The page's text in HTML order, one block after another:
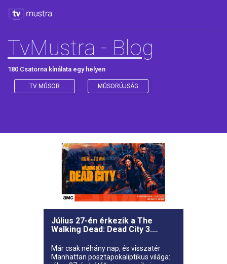
TvMustra - Blog
180 Csatorna kínálata egy helyen
TV MŰSOR MŰSORÚJSÁG
Július 27-én érkezik a The
Walking Dead: Dead City 3.
Már csak néhány nap, és visszatér
Manhattan posztapokaliptikus világa: